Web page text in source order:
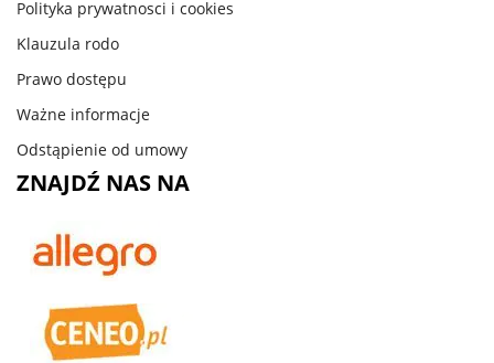
Polityka prywatnosci i cookies
Klauzula rodo
Prawo dostępu
Ważne informacje
Odstąpienie od umowy
ZNAJDŹ NAS NA